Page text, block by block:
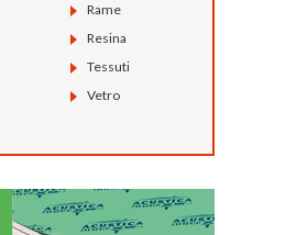
Rame
Resina
Tessuti
Vetro